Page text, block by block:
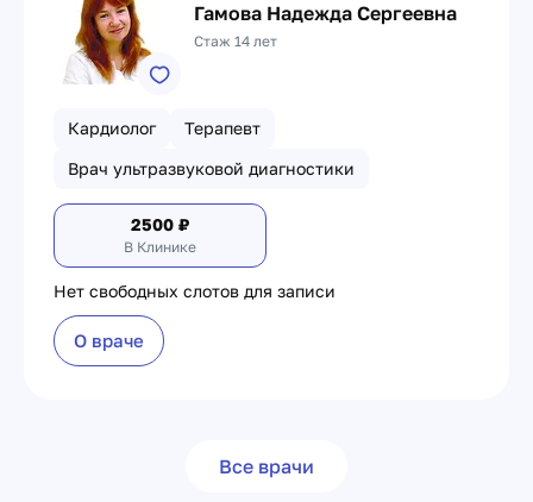
Гамова Надежда Сергеевна
Стаж 14 лет
Кардиолог
Терапевт
Врач ультразвуковой диагностики
2500 ₽
В Клинике
Нет свободных слотов для записи
О враче
Все врачи